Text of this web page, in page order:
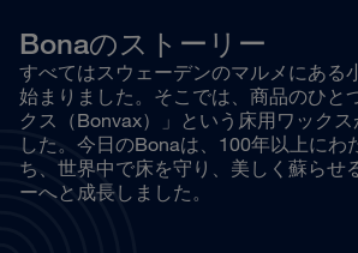
Bonaのストーリー
すべてはスウェーデンのマルメにある
始まりました。そこでは、商品のひと
クス（Bonvax）」という床用ワックス
した。今日のBonaは、100年以上にわ
ち、世界中で床を守り、美しく蘇らせ
ーへと成長しました。